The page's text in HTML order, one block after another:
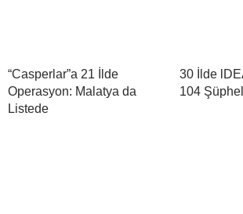
“Casperlar”a 21 İlde
Operasyon: Malatya da
Listede
30 İlde
104